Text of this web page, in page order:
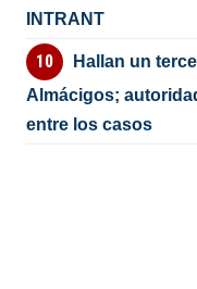
INTRANT
Hallan un
Almácigos;
entre los casos